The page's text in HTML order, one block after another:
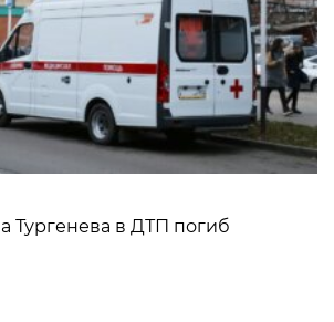
Тургенева в ДТП погиб